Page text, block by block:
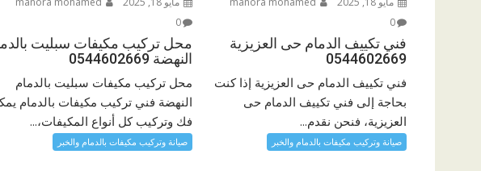
0
فني تكييف الدمام حى العزيزية
0544602669
فني تكييف الدمام حى العزيزية إذا كنت
بحاجة إلى فني تكييف الدمام حى
العزيزية، فنحن نقدم...
صيانة وتركيب مكيفات بالدمام والخبر
0
محل تركيب مكيفات سبليت
النهضة 0544602669
محل تركيب مكيفات سبليت بالدمام
النهضة فني تركيب مكيفات بالدمام
فك وتركيب كل أنواع المكيفات،...
صيانة وتركيب مكيفات بالدمام والخبر